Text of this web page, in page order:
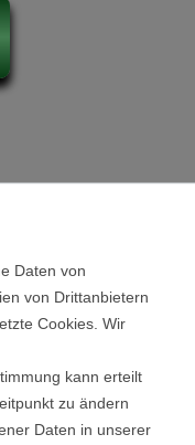
Daten von
von Drittanbietern
Cookies. Wir
kann erteilt
zu ändern
Daten in unserer